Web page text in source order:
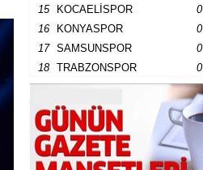
15
KOCAELİSPOR 0
16
KONYASPOR 0
17
SAMSUNSPOR 0
18
TRABZONSPOR 0